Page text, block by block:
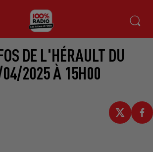
DE L'HÉRAULT DU
2025 À 15H00